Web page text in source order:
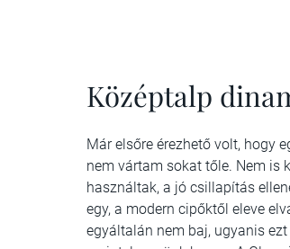
Középtalp
Már elsőre érezhető volt, hogy
nem vártam sokat tőle. Nem is
használtak, a jó csillapítás
egy, a modern cipőktől eleve
egyáltalán nem baj, ugyanis